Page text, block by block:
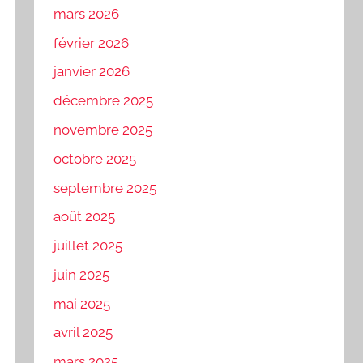
mars 2026
février 2026
janvier 2026
décembre 2025
novembre 2025
octobre 2025
septembre 2025
août 2025
juillet 2025
juin 2025
mai 2025
avril 2025